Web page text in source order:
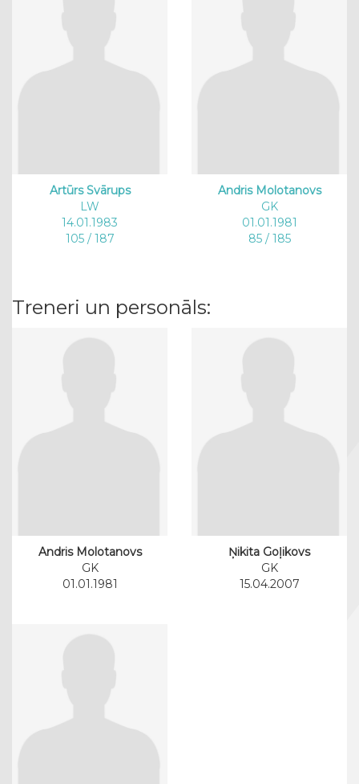
Artūrs Svārups
LW
14.01.1983
105 / 187
Andris Molotanovs
GK
01.01.1981
85 / 185
Treneri un personāls:
Andris Molotanovs
GK
01.01.1981
Ņikita Goļikovs
GK
15.04.2007